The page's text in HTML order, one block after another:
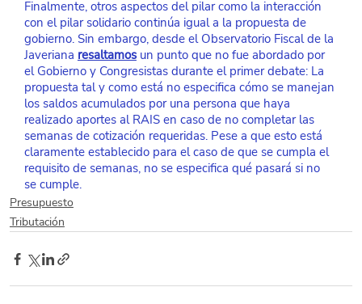
Finalmente, otros aspectos del pilar como la interacción
con el pilar solidario continúa igual a la propuesta de
gobierno. Sin embargo, desde el Observatorio Fiscal de la
Javeriana resaltamos un punto que no fue abordado por
el Gobierno y Congresistas durante el primer debate: La
propuesta tal y como está no especifica cómo se manejan
los saldos acumulados por una persona que haya
realizado aportes al RAIS en caso de no completar las
semanas de cotización requeridas. Pese a que esto está
claramente establecido para el caso de que se cumpla el
requisito de semanas, no se especifica qué pasará si no
se cumple.
Presupuesto
Tributación